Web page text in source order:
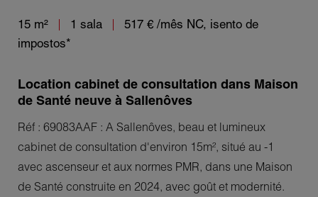
15 m² 1 sala 517 € /mês NC, isento de
impostos*
Location cabinet de consultation dans Maison
de Santé neuve à Sallenôves
Réf : 69083AAF : A Sallenôves, beau et lumineux
cabinet de consultation d'environ 15m², situé au -1
avec ascenseur et aux normes PMR, dans une Maison
de Santé construite en 2024, avec goût et modernité.